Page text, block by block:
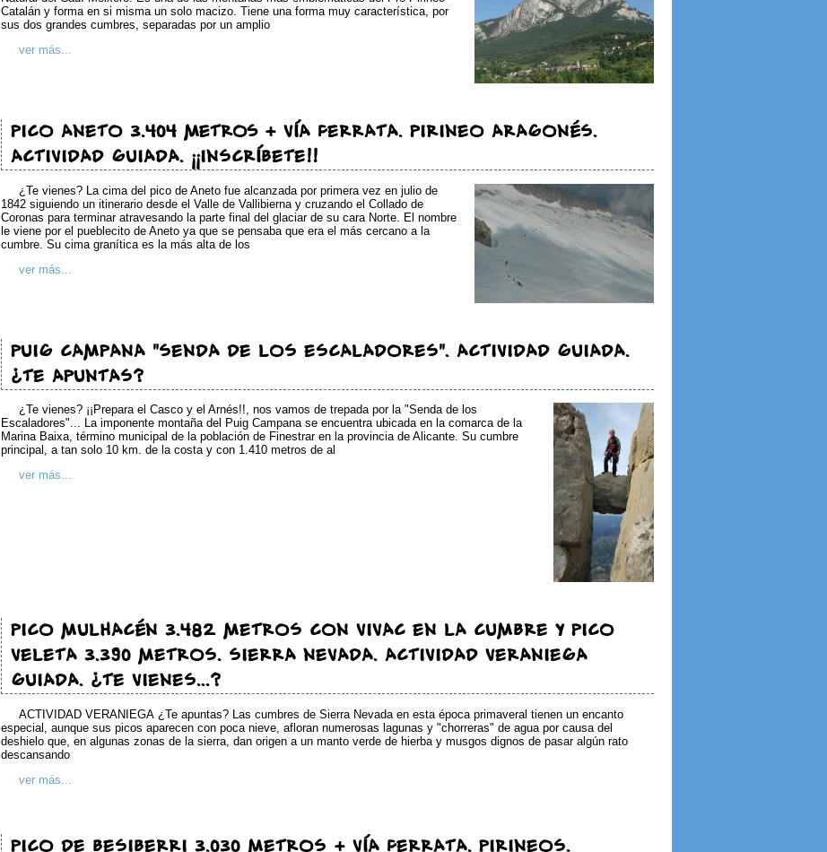
Catalán y forma en si misma un solo macizo. Tiene una forma muy característica, por
sus dos grandes cumbres, separadas por un amplio
ver más...
PICO ANETO 3.404 metros + VÍA FERRATA. PIRINEO ARAGONÉS.
ACTIVIDAD GUIADA. ¡¡INSCRÍBETE!!
¿Te vienes? La cima del pico de Aneto fue alcanzada por primera vez en julio de
1842 siguiendo un itinerario desde el Valle de Vallibierna y cruzando el Collado de
Coronas para terminar atravesando la parte final del glaciar de su cara Norte. El nombre
le viene por el pueblecito de Aneto ya que se pensaba que era el más cercano a la
cumbre. Su cima granítica es la más alta de los
ver más...
PUIG CAMPANA "SENDA DE LOS ESCALADORES". ACTIVIDAD GUIADA.
¿TE APUNTAS?
¿Te vienes? ¡¡Prepara el Casco y el Arnés!!, nos vamos de trepada por la "Senda de los
Escaladores"... La imponente montaña del Puig Campana se encuentra ubicada en la comarca de la
Marina Baixa, término municipal de la población de Finestrar en la provincia de Alicante. Su cumbre
principal, a tan solo 10 km. de la costa y con 1.410 metros de al
ver más...
PICO MULHACÉN 3.482 METROS CON VIVAC EN LA CUMBRE Y PICO
VELETA 3.390 METROS. SIERRA NEVADA. ACTIVIDAD VERANIEGA
GUIADA. ¿TE VIENES...?
ACTIVIDAD VERANIEGA ¿Te apuntas? Las cumbres de Sierra Nevada en esta época primaveral tienen un encanto
especial, aunque sus picos aparecen con poca nieve, afloran numerosas lagunas y "chorreras" de agua por causa del
deshielo que, en algunas zonas de la sierra, dan origen a un manto verde de hierba y musgos dignos de pasar algún rato
descansando
ver más...
PICO DE BESIBERRI 3.030 METROS + VÍA FERRATA. PIRINEOS.